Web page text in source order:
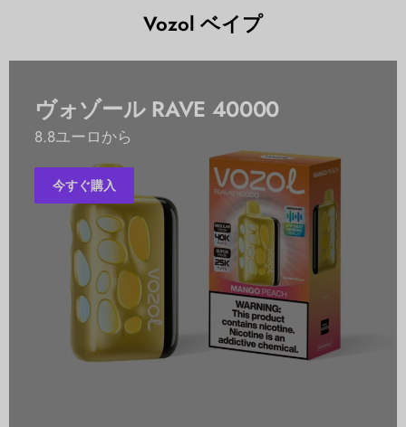
Vozol ベイプ
ヴォゾール RAVE 40000
8.8ユーロから
今すぐ購入